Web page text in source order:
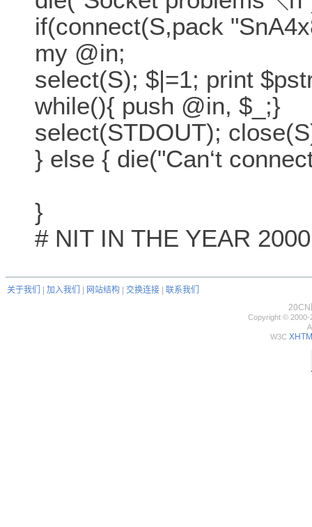
if(connect(S,pack
my @in;
select(S); $|=1; print
while(){ push @in, $_;}
select(STDOUT);
} else { die("Can‘t
}
# NIT IN THE YEAR 2000
关于我们 加入我们 网站结构 交换连接
联系我们
20CN
Copyright © 2000-
W3C